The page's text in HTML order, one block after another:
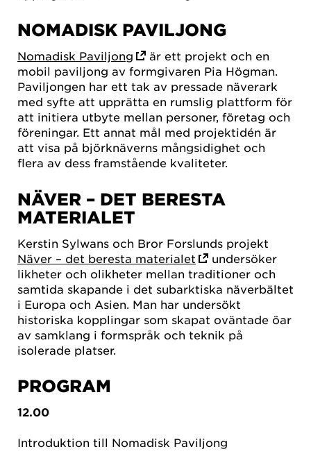
NOMADISK PAVILJONG
Nomadisk Paviljong
är ett projekt och en
mobil paviljong av formgivaren Pia Högman.
Paviljongen har ett tak av pressade näverark
med syfte att upprätta en rumslig plattform för
att initiera utbyte mellan personer, företag och
föreningar. Ett annat mål med projektidén är
att visa på björknäverns mångsidighet och
flera av dess framstående kvaliteter.
NÄVER – DET BERESTA
MATERIALET
Kerstin Sylwans och Bror Forslunds projekt
Näver – det beresta materialet
undersöker
likheter och olikheter mellan traditioner och
samtida skapande i det subarktiska näverbältet
i Europa och Asien. Man har undersökt
historiska kopplingar som skapat oväntade öar
av samklang i formspråk och teknik på
isolerade platser.
PROGRAM
12.00
Introduktion till Nomadisk Paviljong